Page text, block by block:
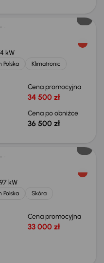
kW
Polska
Klimatronic
Cena promocyjna
34 500 zł
Cena po obniżce
36 500 zł
97 kW
Polska
Skóra
Cena promocyjna
33 000 zł